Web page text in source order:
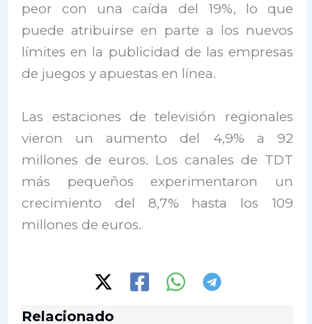
peor con una caída del 19%, lo que
puede atribuirse en parte a los nuevos
límites en la publicidad de las empresas
de juegos y apuestas en línea.
Las estaciones de televisión regionales
vieron un aumento del 4,9% a 92
millones de euros. Los canales de TDT
más pequeños experimentaron un
crecimiento del 8,7% hasta los 109
millones de euros.
Relacionado